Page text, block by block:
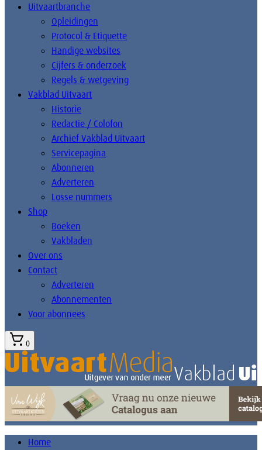
Uitvaartbranche
Opleidingen
Protocol & Etiquette
Handige websites
Cijfers & onderzoek
Regels & wetgeving
Vakblad Uitvaart
Historie
Redactie / Colofon
Archief Vakblad Uitvaart
Servicepagina
Abonneren
Adverteren
Losse nummers
Shop
Boeken
Vakbladen
Over ons
Contact
Adverteren
Abonnementen
Voor abonnees
0
Home